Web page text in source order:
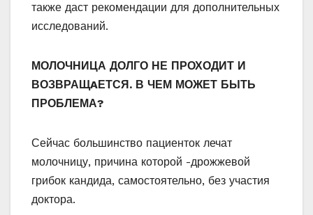
также даст рекомендации для дополнительных
исследований.
МОЛОЧНИЦА ДОЛГО НЕ ПРОХОДИТ И
ВОЗВРАЩAЕТСЯ. В ЧЕМ МОЖЕТ БЫТЬ
ПРОБЛЕМА?
Сейчас большинство пациенток лечат
молочницу, причина которой -дрожжевой
грибок кандида, самостоятельно, без участия
доктора.